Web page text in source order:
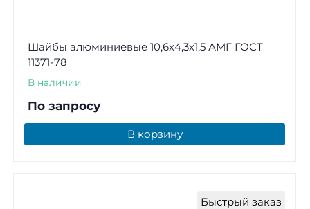
Шайбы алюминиевые 10,6х4,3х1,5 АМГ ГОСТ
11371-78
В наличии
По запросу
В корзину
Быстрый заказ